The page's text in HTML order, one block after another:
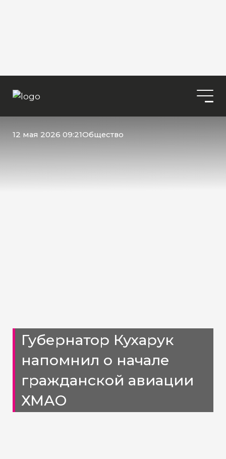
12 мая 2026 09:21Общество
Губернатор Кухарук
напомнил о начале
гражданской авиации
ХМАО